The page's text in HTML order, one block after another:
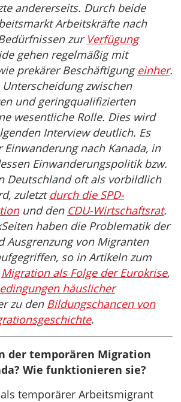
andererseits. Durch beide
Arbeitskräfte nach
zur Verfügung
gehen regelmäßig mit
prekärer Beschäftigung einher.
zwischen
und geringqualifizierten
wesentliche Rolle. Dies wird
Interview deutlich. Es
nach Kanada, in
Einwanderungspolitik bzw.
Deutschland oft als vorbildlich
zuletztdurch die SPD-
und den CDU-Wirtschaftsrat.
haben die Problematik der
Ausgrenzung von Migranten
so in Artikeln zum
Migration als Folge der Eurokrise,
häuslicher
zu den Bildungschancen von
.
der temporären Migration
Wie funktionieren sie?
temporärer Arbeitsmigrant